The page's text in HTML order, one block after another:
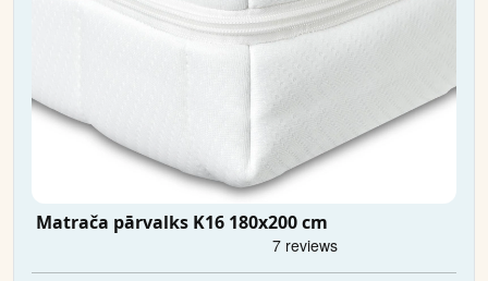
Matrača pārvalks K16 180x200 cm